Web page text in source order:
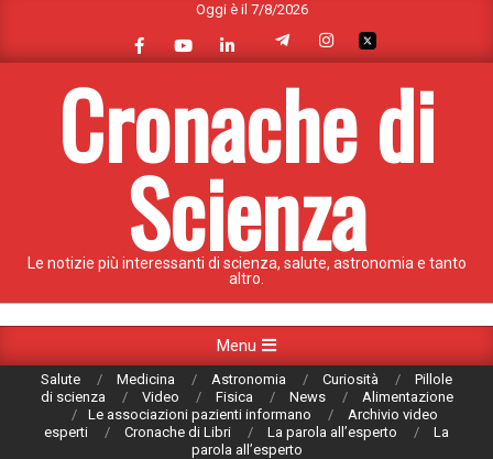
content
Oggi è il 7/8/2026
Cronache di
Scienza
Le notizie più interessanti di scienza, salute, astronomia e tanto
altro.
Navigation
Menu
Salute Medicina Astronomia Curiosità
Pillole
di scienza
Video Fisica News
Alimentazione
Le associazioni pazienti informano
Archivio video
esperti
Cronache di Libri La parola all’esperto
La
parola all’esperto